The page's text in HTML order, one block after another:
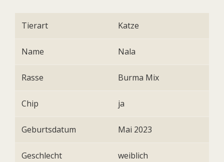
Tierart Katze
Name Nala
Rasse Burma Mix
Chip ja
Geburtsdatum Mai 2023
Geschlecht weiblich